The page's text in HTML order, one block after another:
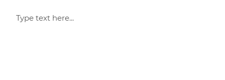
Type text here...